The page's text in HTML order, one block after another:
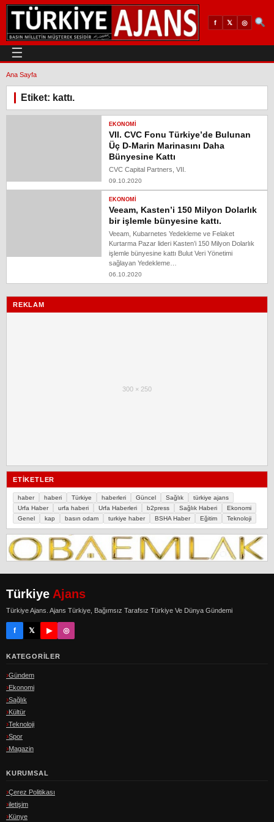
f 𝕏 ◎
☰
Ana Sayfa
Etiket: kattı.
EKONOMI
VII. CVC Fonu Türkiye’de Bulunan
Üç D-Marin Marinasını Daha
Bünyesine Kattı
CVC Capital Partners, VII.
09.10.2020
EKONOMI
Veeam, Kasten’i 150 Milyon Dolarlık
bir işlemle bünyesine kattı.
Veeam, Kubarnetes Yedekleme ve Felaket
Kurtarma Pazar lideri Kasten’i 150 Milyon Dolarlık
işlemle bünyesine kattı Bulut Veri Yönetimi
sağlayan Yedekleme…
06.10.2020
REKLAM
300 × 250
ETIKETLER
haber haberi Türkiye haberleri Güncel Sağlık
türkiye ajans
Urfa Haber
urfa haberi Urfa Haberleri b2press Sağlık Haberi
Ekonomi
Genel
kap basın odam turkiye haber BSHA Haber Eğitim Teknoloji
Türkiye Ajans
Türkiye Ajans. Ajans Türkiye, Bağımsız Tarafsız Türkiye Ve Dünya Gündemi
f 𝕏 ▶ ◎
KATEGORILER
Gündem
Ekonomi
Sağlık
Kültür
Teknoloji
Spor
Magazin
KURUMSAL
Çerez Politikası
iletişim
Künye